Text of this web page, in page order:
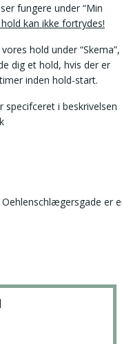
fungere under “Min
kan ikke fortrydes!
hold under “Skema”,
dig et hold, hvis der er
inden hold-start.
specifceret i beskrivelsen
Oehlenschlægersgade er